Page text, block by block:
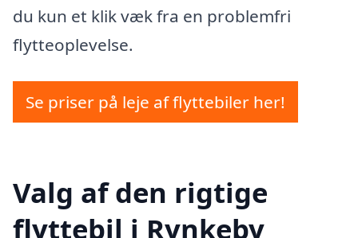
du kun et klik væk fra en problemfri
flytteoplevelse.
Se priser på leje af flyttebiler her!
Valg af den rigtige
flyttebil i Rynkeby